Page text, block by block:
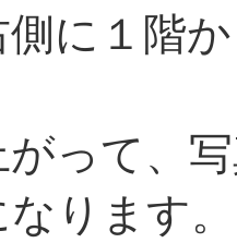
側に１階
がって、
ります。